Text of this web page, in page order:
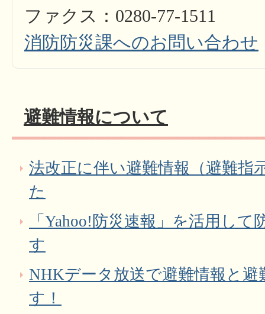
ファクス：0280-77-1511​​​​​​​
消防防災課へのお問い合わせ
避難情報について
法改正に伴い避難情報（避難指
た
「Yahoo!防災速報」を活用し
す
NHKデータ放送で避難情報と
す！